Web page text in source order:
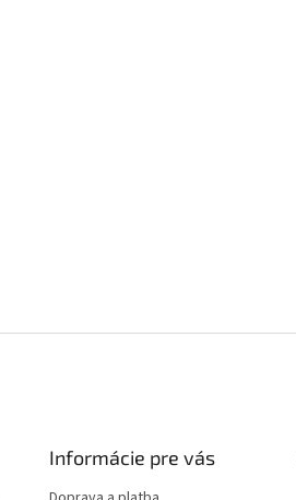
Informácie pre vás